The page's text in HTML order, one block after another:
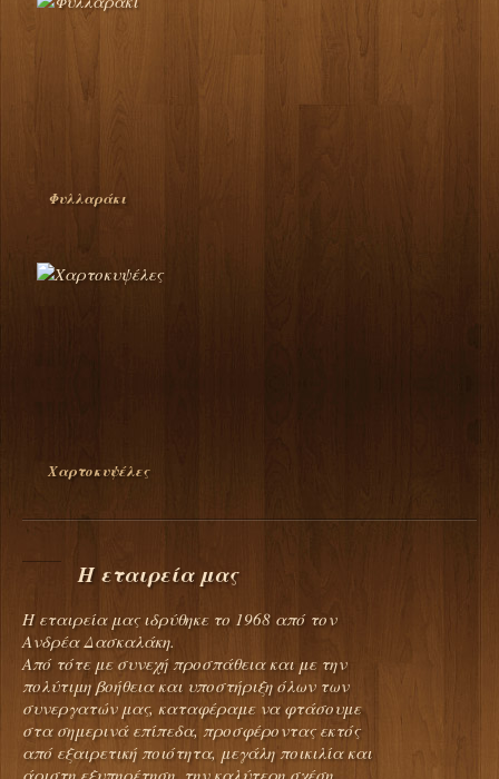
Φυλλαράκι
Χαρτοκυψέλες
Η εταιρεία μας
H εταιρεία μας ιδρύθηκε το 1968 από τον
Ανδρέα Δασκαλάκη.
Από τότε με συνεχή προσπάθεια και με την
πολύτιμη βοήθεια και υποστήριξη όλων των
συνεργατών μας, καταφέραμε να φτάσουμε
στα σημερινά επίπεδα, προσφέροντας εκτός
από εξαιρετική ποιότητα, μεγάλη ποικιλία και